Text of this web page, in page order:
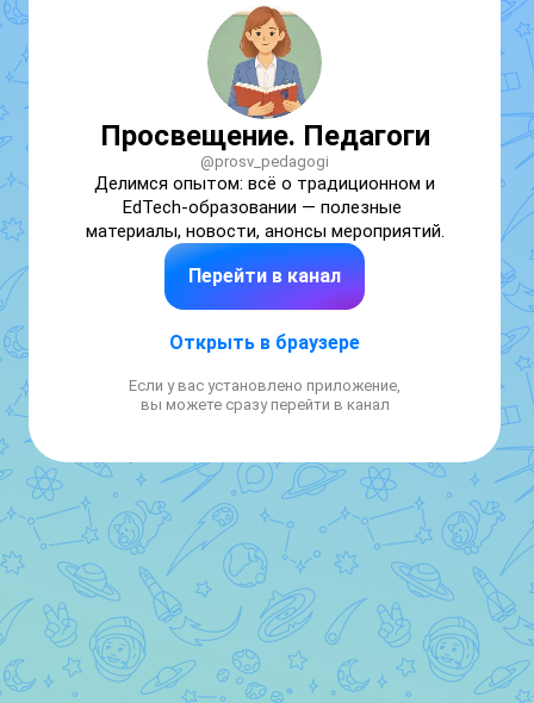
Просвещение. Педагоги
@prosv_pedagogi
Делимся опытом: всё о традиционном и
EdTech-образовании — полезные
материалы, новости, анонсы мероприятий.
Перейти в канал
Открыть в браузере
Если у вас установлено приложение,
вы можете сразу перейти в канал